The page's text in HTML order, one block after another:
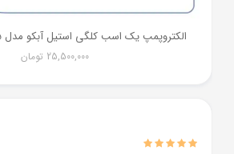
الکتروپمپ یک اسب کلگی استیل آبکو مدل ABCO CEAM80/5
25,500,000 تومان